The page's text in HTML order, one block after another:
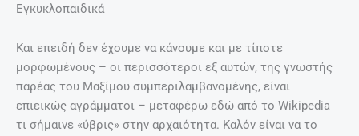
Εγκυκλοπαιδικά
Και επειδή δεν έχουμε να κάνουμε και με τίποτε
μορφωμένους – οι περισσότεροι εξ αυτών, της γνωστής
παρέας του Μαξίμου συμπεριλαμβανομένης, είναι
επιεικώς αγράμματοι – μεταφέρω εδώ από το Wikipedia
τι σήμαινε «ύβρις» στην αρχαιότητα. Καλόν είναι να το